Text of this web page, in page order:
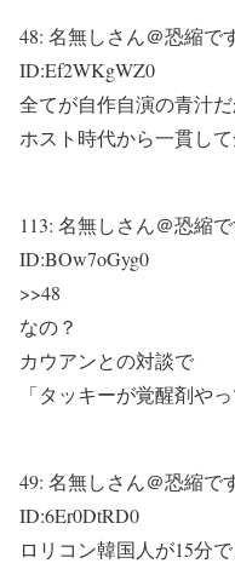
48: 名無しさん＠恐縮で
ID:Ef2WKgWZ0
全てが自作自演の青汁
ホスト時代から一貫し
113: 名無しさん＠恐縮
ID:BOw7oGyg0
>>48
なの？
カウアンとの対談で
「タッキーが覚醒剤や
49: 名無しさん＠恐縮で
ID:6Er0DtRD0
ロリコン韓国人が15分